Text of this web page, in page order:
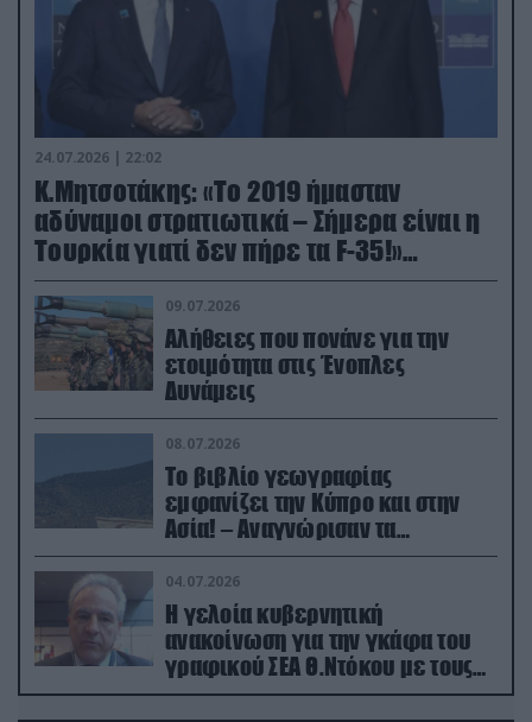
24.07.2026 | 22:02
Κ.Μητσοτάκης: «Το 2019 ήμασταν
αδύναμοι στρατιωτικά – Σήμερα είναι η
Τουρκία γιατί δεν πήρε τα F-35!»
(βίντεο)
09.07.2026
Αλήθειες που πονάνε για την
ετοιμότητα στις Ένοπλες
Δυνάμεις
08.07.2026
Το βιβλίο γεωγραφίας
εμφανίζει την Κύπρο και στην
Ασία! – Αναγνώρισαν τα
κατεχόμενα; (φωτο)
04.07.2026
Η γελοία κυβερνητική
ανακοίνωση για την γκάφα του
γραφικού ΣΕΑ Θ.Ντόκου με τους
Ρώσους φαρσέρ